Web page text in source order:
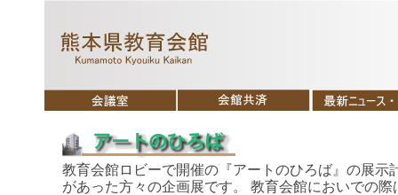
教育会館ロビーで開催の『アートのひろば』の展
があった方々の企画展です。 教育会館においでの